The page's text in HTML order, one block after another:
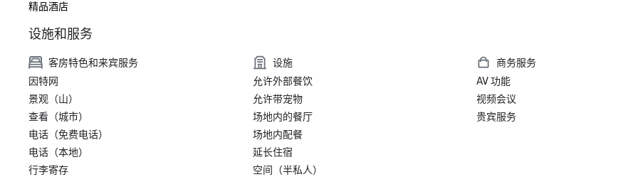
精品酒店
设施和服务
客房特色和来宾服务
因特网
景观（山）
查看（城市）
电话（免费电话）
电话（本地）
行李寄存
设施
允许外部餐饮
允许带宠物
场地内的餐厅
场地内配餐
延长住宿
空间（半私人）
商务服务
AV 功能
视频会议
贵宾服务